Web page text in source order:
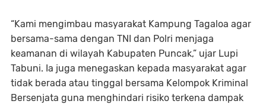
“Kami mengimbau masyarakat Kampung Tagaloa agar
bersama-sama dengan TNI dan Polri menjaga
keamanan di wilayah Kabupaten Puncak,” ujar Lupi
Tabuni. Ia juga menegaskan kepada masyarakat agar
tidak berada atau tinggal bersama Kelompok Kriminal
Bersenjata guna menghindari risiko terkena dampak